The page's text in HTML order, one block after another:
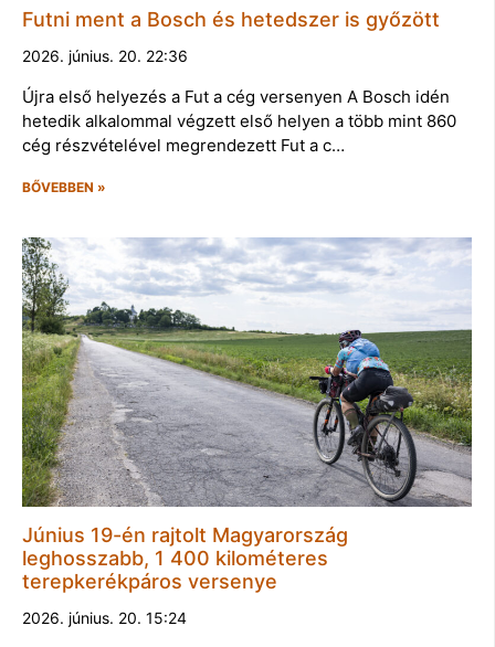
Futni ment a Bosch és hetedszer is győzött
2026. június. 20. 22:36
Újra első helyezés a Fut a cég versenyen A Bosch idén
hetedik alkalommal végzett első helyen a több mint 860
cég részvételével megrendezett Fut a c…
BŐVEBBEN »
Június 19-én rajtolt Magyarország
leghosszabb, 1 400 kilométeres
terepkerékpáros versenye
2026. június. 20. 15:24